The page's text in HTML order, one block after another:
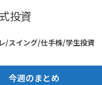
投資
/スイング/仕手株/学生投資
今週のまとめ